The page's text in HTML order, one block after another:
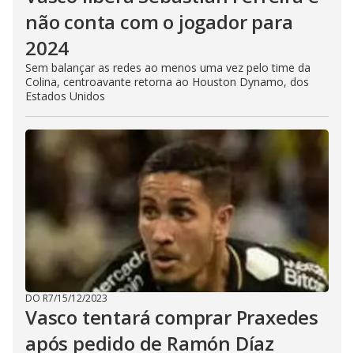
não conta com o jogador para
2024
Sem balançar as redes ao menos uma vez pelo time da
Colina, centroavante retorna ao Houston Dynamo, dos
Estados Unidos
DO R7/15/12/2023
Vasco tentará comprar Praxedes
após pedido de Ramón Díaz